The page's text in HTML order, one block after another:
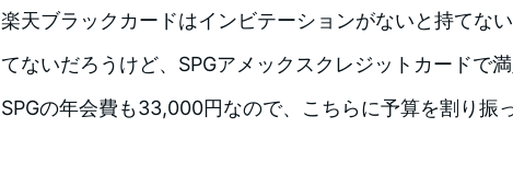
楽天ブラックカードはインビテーションがないと持てな
てないだろうけど、SPGアメックスクレジットカードで満
SPGの年会費も33,000円なので、こちらに予算を割り振